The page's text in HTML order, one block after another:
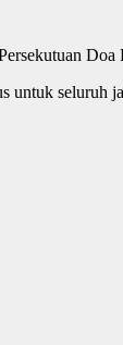
Doa
untuk seluruh